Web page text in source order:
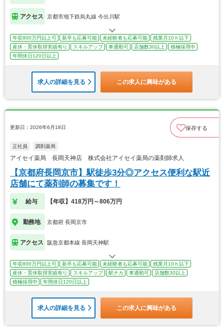
アクセス 京都市地下鉄烏丸線 今出川駅
年収800万円以上可 新卒も応募可能 未経験者も応募可能
残業月10ｈ以下
産休・育休取得実績有り
スキルアップ 車通勤可 店舗数30以上
積極採用中
年間休日120日以上
求人の詳細を見る この求人に興味がある
更新日：2026年6月18日 保存する
正社員 調剤薬局
アイセイ薬局 長岡天神店 株式会社アイセイ薬局の薬剤師求人
【京都府長岡京市】駅徒歩3分◎アクセス便利な駅近
店舗にて薬剤師の募集です！
給与 【年収】418万円～806万円
勤務地 京都府 長岡京市
アクセス 阪急京都本線 長岡天神駅
年収800万円以上可 新卒も応募可能 未経験者も応募可能
残業月10ｈ以下
産休・育休取得実績有り
スキルアップ 駅チカ 車通勤可
店舗数30以上
積極採用中
年間休日120日以上
求人の詳細を見る この求人に興味がある